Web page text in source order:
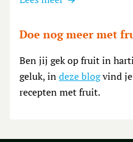
Doe nog meer met
Ben jij gek op fruit in
geluk, indeze blogvind je
recepten met fruit.